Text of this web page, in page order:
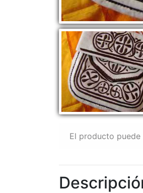
El producto puede